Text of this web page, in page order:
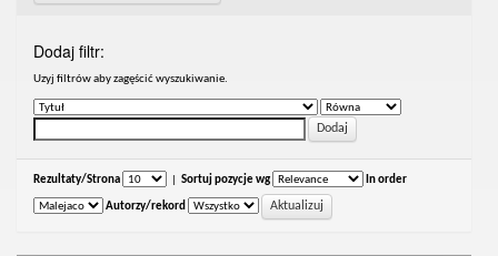
Dodaj filtr:
Uzyj filtrów aby zagęścić wyszukiwanie.
Rezultaty/Strona Sortuj pozycje wg In order
Autorzy/rekord